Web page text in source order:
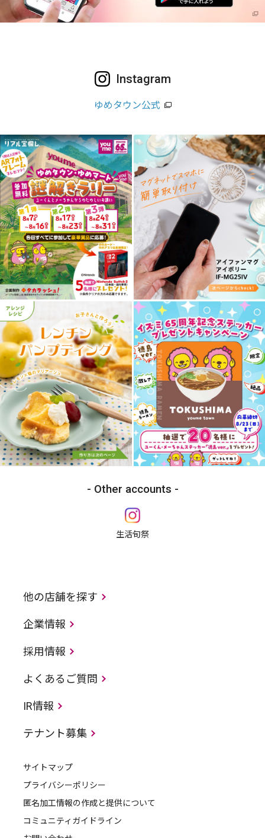
Instagram
ゆめタウン公式
Other accounts
生活旬祭
他の店舗を探す
企業情報
採用情報
よくあるご質問
IR情報
テナント募集
サイトマップ
プライバシーポリシー
匿名加工情報の作成と提供について
コミュニティガイドライン